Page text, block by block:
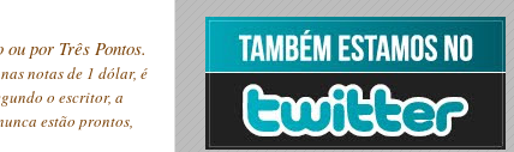
por Três Pontos.
notas de 1 dólar, é
o escritor, a
estão prontos,